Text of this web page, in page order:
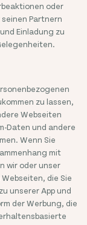
oder
Partnern
Einladung zu
zu lassen,
Webseiten
Daten und andere
Wenn Sie
mit
wir oder unser
die Sie
unserer App und
der Werbung, die